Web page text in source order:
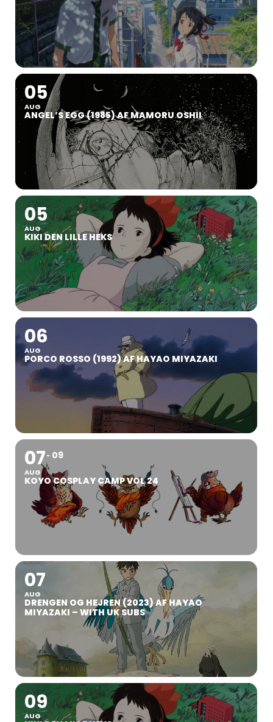
05
AUG
ANGEL’S EGG (1985) AF MAMORU OSHII
05
AUG
KIKI DEN LILLE HEKS
06
AUG
PORCO ROSSO (1992) AF HAYAO MIYAZAKI
07
AUG
09
KOYO COSPLAY CAMP VOL 24
07
AUG
DRENGEN OG HEJREN (2023) AF HAYAO
MIYAZAKI – WITH UK SUBS
09
AUG